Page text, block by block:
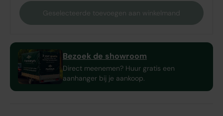
Geselecteerde toevoegen aan winkelmand
Bezoek de showroom
Direct meenemen? Huur gratis een
aanhanger bij je aankoop.